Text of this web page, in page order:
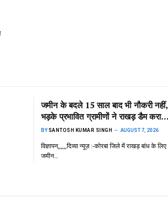
जमीन के बदले 15 साल बाद भी नौकरी नहीं,
भड़के प्रभावित ग्रामीणों ने राखड़ डैम कराया
बंद, दिया धरना
BY SANTOSH KUMAR SINGH AUGUST 7, 2026
विज्ञापन,,,,,,दिव्या न्यूज़ :-कोरबा जिले में राखड़ बांध के लिए
जमीन…